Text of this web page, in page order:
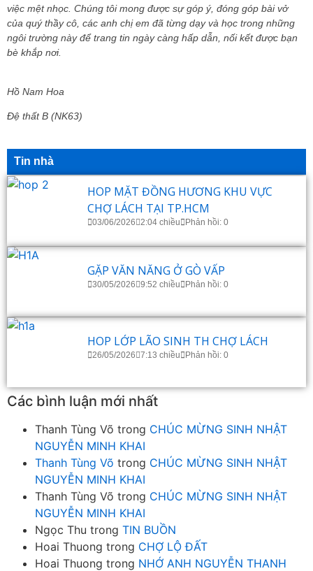
việc mệt nhọc. Chúng tôi mong được sự góp ý, đóng góp bài vở
của quý thầy cô, các anh chị em đã từng dạy và học trong những
ngôi trường này để trang tin ngày càng hấp dẫn, nối kết được bạn
bè khắp nơi.
Hồ Nam Hoa
Đệ thất B (NK63)
Tin nhà
HOP MẶT ĐỒNG HƯƠNG KHU VỰC
CHỢ LÁCH TẠI TP.HCM
03/06/2026 2:04 chiều Phản hồi: 0
GẶP VĂN NĂNG Ở GÒ VẤP
30/05/2026 9:52 chiều Phản hồi: 0
HOP LỚP LÃO SINH TH CHỢ LÁCH
26/05/2026 7:13 chiều Phản hồi: 0
Các bình luận mới nhất
Thanh Tùng Võ trong CHÚC MỪNG SINH NHẬT
NGUYỄN MINH KHAI
Thanh Tùng Võ trong CHÚC MỪNG SINH NHẬT
NGUYỄN MINH KHAI
Thanh Tùng Võ trong CHÚC MỪNG SINH NHẬT
NGUYỄN MINH KHAI
Ngọc Thu trong TIN BUỒN
Hoai Thuong trong CHỢ LỘ ĐẤT
Hoai Thuong trong NHỚ ANH NGUYỄN THANH